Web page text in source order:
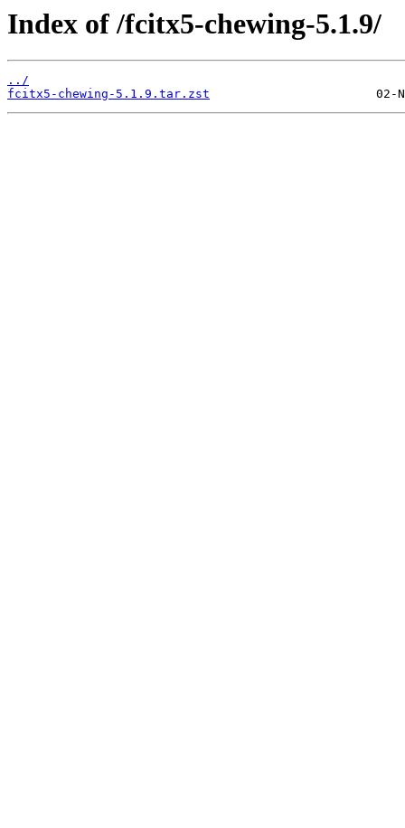
Index of /fcitx5-chewing-5.1.9/
../
fcitx5-chewing-5.1.9.tar.zst